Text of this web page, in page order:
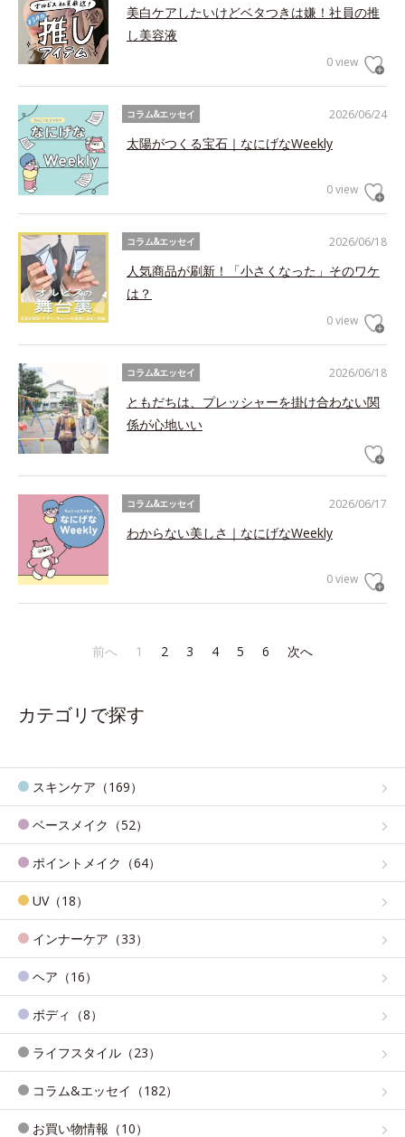
美白ケアしたいけどベタつきは嫌！社員の推
し美容液
0 view
2026/06/24
コラム&エッセイ
太陽がつくる宝石｜なにげなWeekly
0 view
2026/06/18
コラム&エッセイ
人気商品が刷新！「小さくなった」そのワケ
は？
0 view
2026/06/18
コラム&エッセイ
ともだちは、プレッシャーを掛け合わない関
係が心地いい
2026/06/17
コラム&エッセイ
わからない美しさ｜なにげなWeekly
0 view
前へ 1 2 3 4 5 6 次へ
カテゴリで探す
スキンケア（169）
ベースメイク（52）
ポイントメイク（64）
UV（18）
インナーケア（33）
ヘア（16）
ボディ（8）
ライフスタイル（23）
コラム&エッセイ（182）
お買い物情報（10）